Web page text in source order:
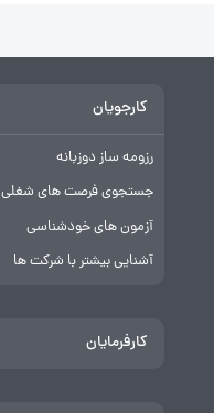
کارجویان
رزومه ساز دوزبانه
جستجوی فرصت های شغلی
آزمون های خودشناسی
آشنایی بیشتر با شرکت ها
کارفرمایان